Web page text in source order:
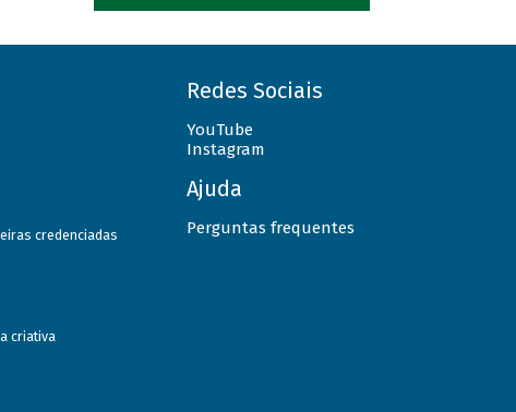
credenciadas
criativa
Redes Sociais
YouTube
Instagram
Ajuda
Perguntas frequentes